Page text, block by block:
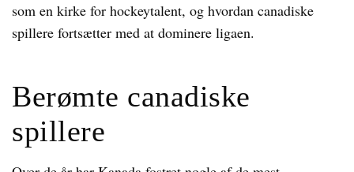
som en kirke for hockeytalent, og hvordan canadiske
spillere fortsætter med at dominere ligaen.
Berømte canadiske
spillere